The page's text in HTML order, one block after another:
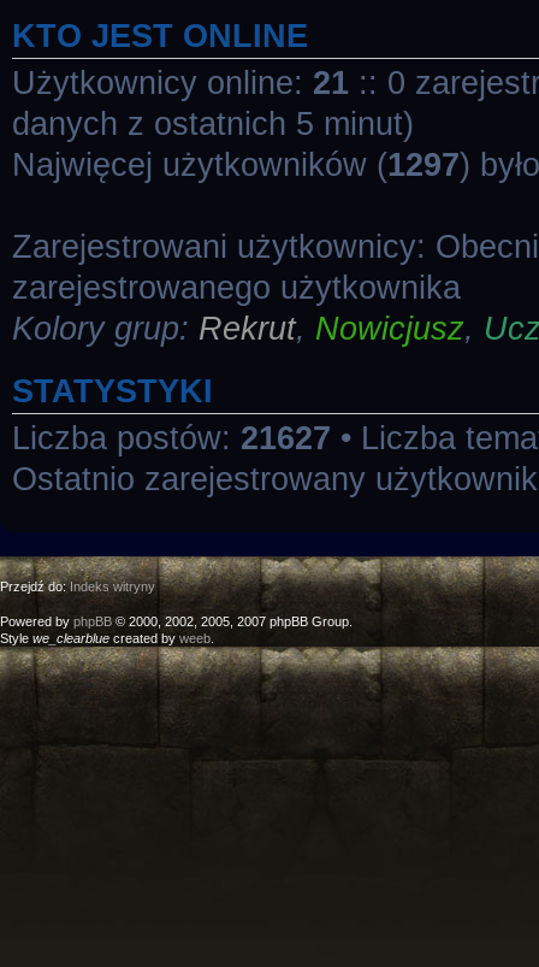
KTO JEST ONLINE
Użytkownicy online: 21 :: 0
danych z ostatnich 5 minut)
Najwięcej użytkowników (1297)
Zarejestrowani użytkownicy:
zarejestrowanego użytkownika
Kolory grup: Rekrut, Nowicjusz,
STATYSTYKI
Liczba postów: 21627 • Liczba
Ostatnio zarejestrowany
Przejdź do:Indeks witryny
Powered by phpBB © 2000, 2002, 2005, 2007 phpBB Group.
Style we_clearblue created by weeb